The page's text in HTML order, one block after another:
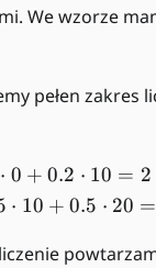
We wzorze
pełen zakres
⋅ 0 + 0.2 ⋅ 10 = 2
⋅ 10 + 0.5 ⋅ 20 =